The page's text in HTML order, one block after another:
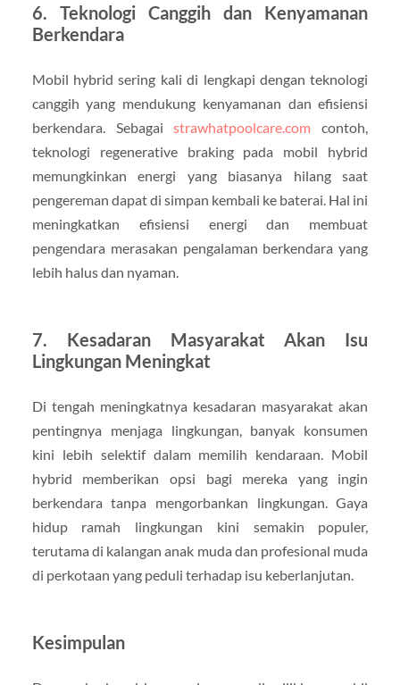
6. Teknologi Canggih dan Kenyamanan
Berkendara
Mobil hybrid sering kali di lengkapi dengan teknologi
canggih yang mendukung kenyamanan dan efisiensi
berkendara. Sebagaistrawhatpoolcare.com contoh,
teknologi regenerative braking pada mobil hybrid
memungkinkan energi yang biasanya hilang saat
pengereman dapat di simpan kembali ke baterai. Hal ini
meningkatkan efisiensi energi dan membuat
pengendara merasakan pengalaman berkendara yang
lebih halus dan nyaman.
7. Kesadaran Masyarakat Akan Isu
Lingkungan Meningkat
Di tengah meningkatnya kesadaran masyarakat akan
pentingnya menjaga lingkungan, banyak konsumen
kini lebih selektif dalam memilih kendaraan. Mobil
hybrid memberikan opsi bagi mereka yang ingin
berkendara tanpa mengorbankan lingkungan. Gaya
hidup ramah lingkungan kini semakin populer,
terutama di kalangan anak muda dan profesional muda
di perkotaan yang peduli terhadap isu keberlanjutan.
Kesimpulan